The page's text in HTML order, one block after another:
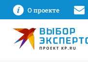
О проекте